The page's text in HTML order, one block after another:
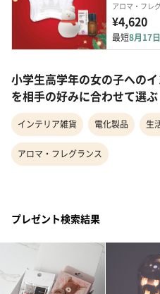
アロマ・フレ
¥4,620
最短8月17
小学生高学年の女の子への
を相手の好みに合わせて選ぶ
インテリア雑貨 電化製品 生
アロマ・フレグランス
プレゼント検索結果